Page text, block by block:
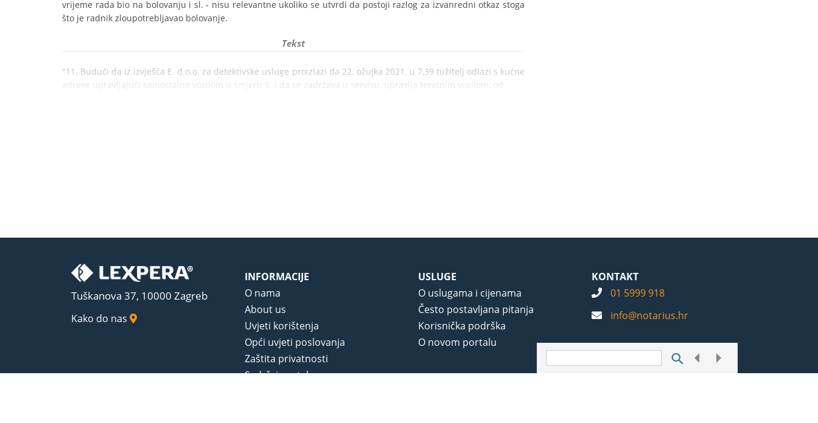
vrijeme rada bio na bolovanju i sl. - nisu relevantne ukoliko se utvrdi da postoji razlog za izvanredni otkaz stoga
što je radnik zloupotrebljavao bolovanje.
Tekst
"11. Budući da iz izvješća E. d.o.o. za detektivske usluge proizlazi da 22. ožujka 2021. u 7,39 tužitelj odlazi s kućne
adrese upravljajući samostalno vozilom u smjeru S. i da se zadržava u servisu, upravlja teretnim vozilom, od
Tuškanova 37, 10000 Zagreb
Kako do nas
INFORMACIJE
O nama
About us
Uvjeti korištenja
Opći uvjeti poslovanja
Zaštita privatnosti
Sadržaj portala
USLUGE
O uslugama i cijenama
Često postavljana pitanja
Korisnička podrška
O novom portalu
KONTAKT
01 5999 918
info@notarius.hr